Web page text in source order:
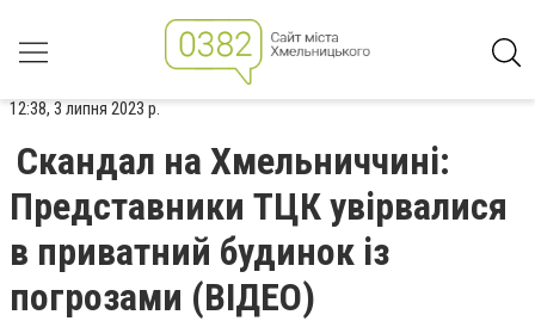
12:38, 3 липня 2023 р.
Скандал на Хмельниччині:
Представники ТЦК увірвалися
в приватний будинок із
погрозами (ВІДЕО)